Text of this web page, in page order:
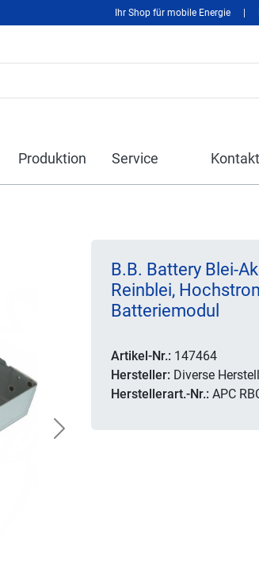
Ihr Shop für mobile Energie
Produktion Service Kontakt
Next
B.B. Battery Blei-
Reinblei,
Batteriemodul
Artikel-Nr.: 147464
Hersteller: Diverse
Herstellerart.-Nr.: APC